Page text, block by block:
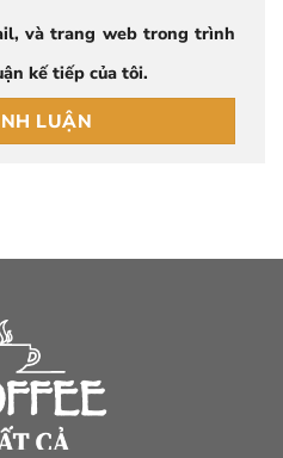
và trang web trong trình
kế tiếp của tôi.